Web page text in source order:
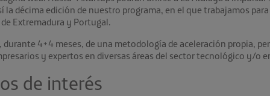
la décima edición de nuestro programa, en el que trabajamos
Extremadura y Portugal.
4+4 meses, de una metodología de aceleración propia,
y expertos en diversas áreas del sector tecnológico y/o
de interés